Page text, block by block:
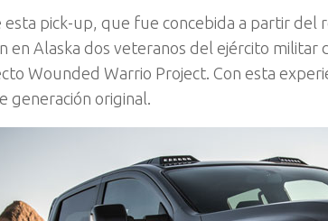
pick-up, que fue concebida a partir del
en Alaska dos veteranos del ejército militar
Wounded Warrio Project. Con esta
generación original.